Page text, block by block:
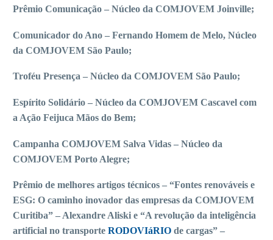
Prêmio Comunicação – Núcleo da COMJOVEM Joinville;
Comunicador do Ano – Fernando Homem de Melo, Núcleo
da COMJOVEM São Paulo;
Troféu Presença – Núcleo da COMJOVEM São Paulo;
Espírito Solidário – Núcleo da COMJOVEM Cascavel com
a Ação Feijuca Mãos do Bem;
Campanha COMJOVEM Salva Vidas – Núcleo da
COMJOVEM Porto Alegre;
Prêmio de melhores artigos técnicos – “Fontes renováveis e
ESG: O caminho inovador das empresas da COMJOVEM
Curitiba” – Alexandre Aliski e “A revolução da inteligência
artificial no transporte RODOVIáRIO de cargas” –